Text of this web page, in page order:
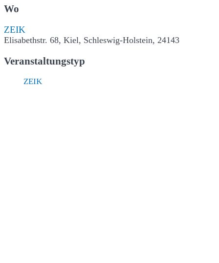
Wo
ZEIK
Elisabethstr. 68, Kiel, Schleswig-Holstein, 24143
Veranstaltungstyp
ZEIK